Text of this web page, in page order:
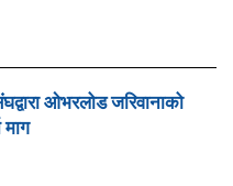
ओभरलोड जरिवानाको
माग